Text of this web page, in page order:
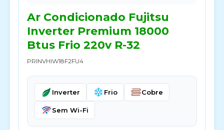
Ar Condicionado Fujitsu
Inverter Premium 18000
Btus Frio 220v R-32
PRINVHIW18F2FU4
Inverter Frio Cobre
Sem Wi-Fi